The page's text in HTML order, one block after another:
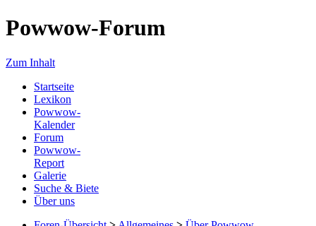
Powwow-Forum
Zum Inhalt
Startseite
Lexikon
Powwow-
Kalender
Forum
Powwow-
Report
Galerie
Suche & Biete
Über uns